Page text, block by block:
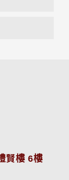
賢樓 6樓